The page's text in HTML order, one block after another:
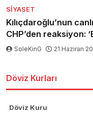
SIYASET
Kılıçdaroğlu’nun
CHP’den reaksiyon:
SoleKinG 21 Haziran
Döviz Kurları
Döviz Kuru